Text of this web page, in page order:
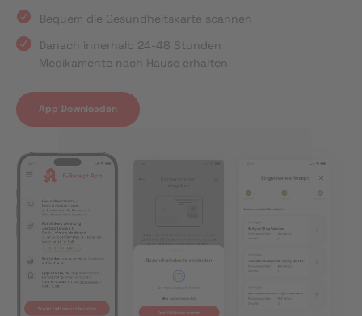
Bequem die Gesundheitskarte scannen
Danach innerhalb 24-48 Stunden
Medikamente nach Hause erhalten
App Downloaden